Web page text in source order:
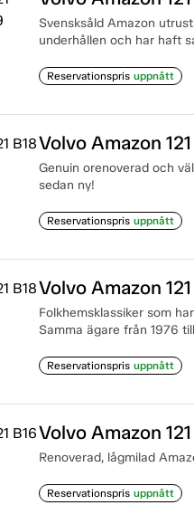
Svensksåld Amazon
underhållen och har haft
Reservationspris uppnått
Volvo Amazon
Genuin orenoverad och
sedan ny!
Reservationspris uppnått
Volvo Amazon
Folkhemsklassiker som
Samma ägare från 1976
Reservationspris uppnått
Volvo Amazon
Renoverad, lågmilad
Reservationspris uppnått